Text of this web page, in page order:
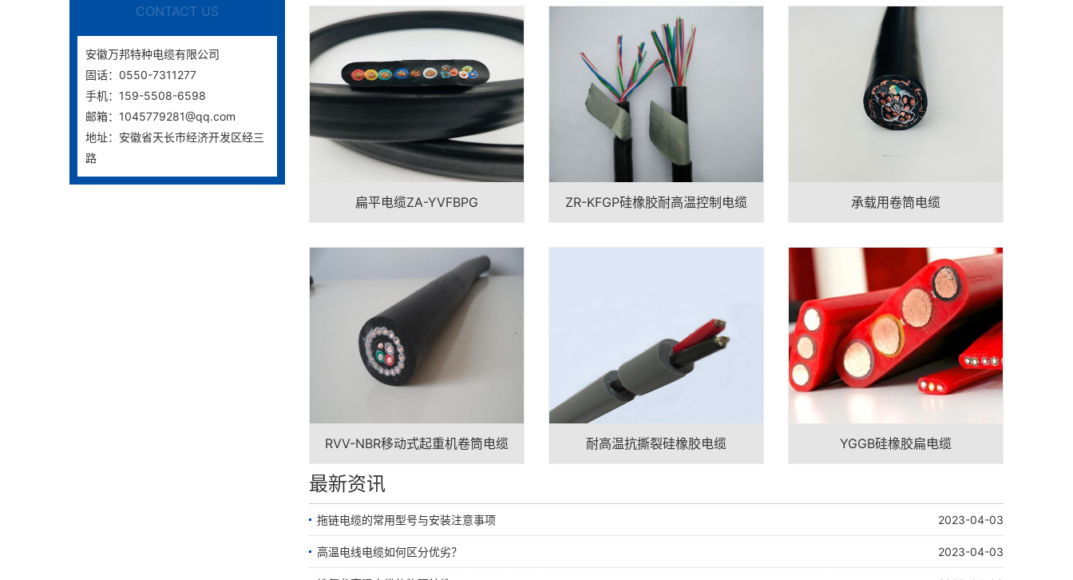
CONTACT US
安徽万邦特种电缆有限公司
固话：0550-7311277
手机：159-5508-6598
邮箱：1045779281@qq.com
地址：安徽省天长市经济开发区经三
路
扁平电缆ZA-YVFBPG ZR-KFGP硅橡胶耐高温控制电缆 承载用卷筒电缆
RVV-NBR移动式起重机卷筒电缆 耐高温抗撕裂硅橡胶电缆 YGGB硅橡胶扁电缆
最新资讯
拖链电缆的常用型号与安装注意事项 2023-04-03
高温电线电缆如何区分优劣？ 2023-04-03